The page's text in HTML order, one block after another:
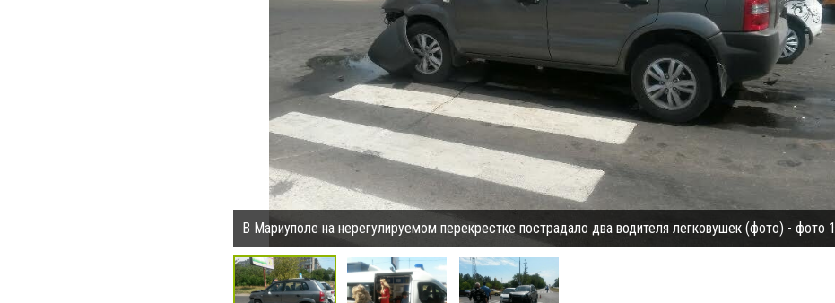
В Мариуполе на нерегулируемом перекрестке пострадало два водителя легковушек (фото) - фото 1